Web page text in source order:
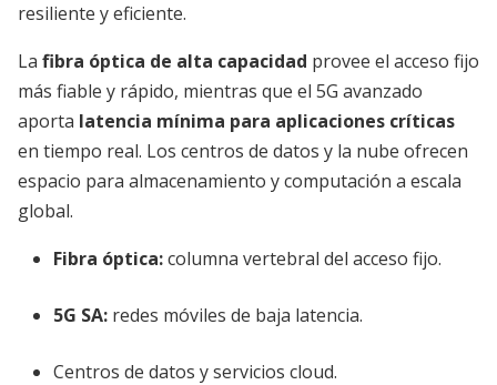
resiliente y eficiente.
La fibra óptica de alta capacidad provee el acceso fijo
más fiable y rápido, mientras que el 5G avanzado
aporta latencia mínima para aplicaciones críticas
en tiempo real. Los centros de datos y la nube ofrecen
espacio para almacenamiento y computación a escala
global.
Fibra óptica:columna vertebral del acceso fijo.
5G SA: redes móviles de baja latencia.
Centros de datos y servicios cloud.